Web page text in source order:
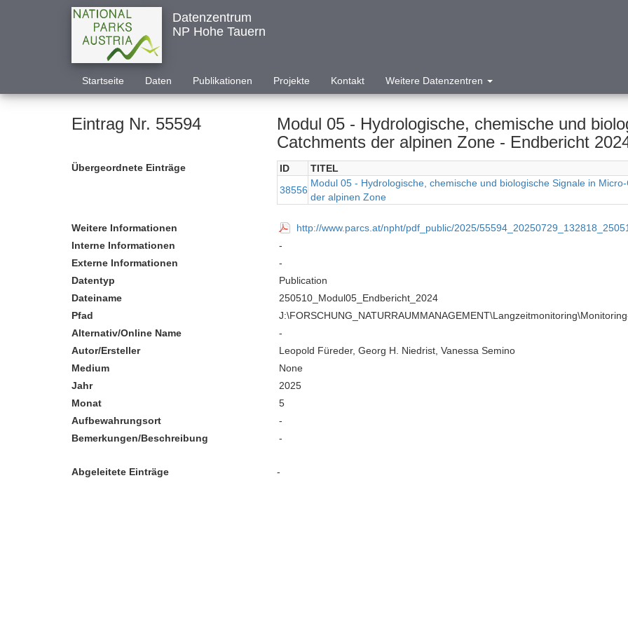
Datenzentrum
NP Hohe Tauern
Startseite Daten Publikationen Projekte Kontakt Weitere Datenzentren
Eintrag Nr. 55594
Modul 05 - Hydrologische, chemische und
Catchments der alpinen Zone - Endbericht
Übergeordnete Einträge ID TITEL
38556
Modul 05 - Hydrologische, chemische und biologische Signale in
der alpinen Zone
Weitere Informationen
http://www.parcs.at/npht/pdf_public/2025/
Interne Informationen
-
Externe Informationen
-
Datentyp
Publication
Dateiname
250510_Modul05_Endbericht_2024
Pfad
Alternativ/Online Name
-
Autor/Ersteller
Leopold Füreder, Georg H. Niedrist, Vanessa Semino
Medium
None
Jahr
2025
Monat
5
Aufbewahrungsort
-
Bemerkungen/Beschreibung
-
Abgeleitete Einträge -